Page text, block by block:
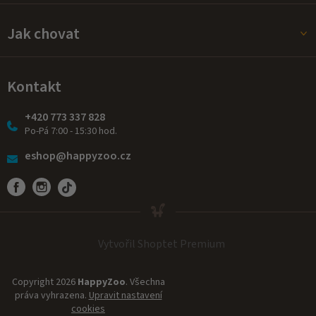
Jak chovat
Kontakt
+420 773 337 828
Po-Pá 7:00 - 15:30 hod.
eshop@happyzoo.cz
Vytvořil Shoptet Premium
Copyright 2026 HappyZoo. Všechna
práva vyhrazena. Upravit nastavení
cookies